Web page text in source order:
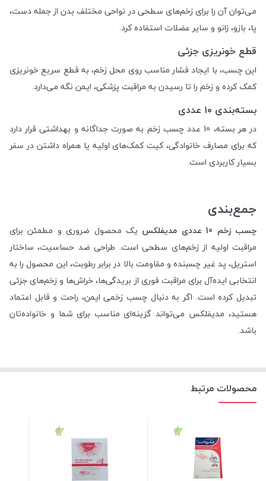
می‌توان آن را برای زخم‌های سطحی در نواحی مختلف بدن از جمله دست،
پا، بازو، زانو و سایر عضلات استفاده کرد.
قطع خونریزی جزئی
این چسب، با ایجاد فشار مناسب روی محل زخم، به قطع سریع خونریزی
کمک کرده و زخم را تا رسیدن به مراقبت پزشکی، ایمن نگه می‌دارد.
بسته‌بندی ۱۰ عددی
در هر بسته، 10 عدد چسب زخم به صورت جداگانه و بهداشتی قرار دارد
که برای مصارف خانوادگی، کیت کمک‌های اولیه یا همراه داشتن در سفر
بسیار کاربردی است.
جمع‌بندی
چسب زخم 10 عددی مدیفلکس
یک محصول ضروری و مطمئن برای
مراقبت اولیه از زخم‌های سطحی است. طراحی ضد حساسیت، ساختار
استریل، پد غیر چسبنده و مقاومت بالا در برابر رطوبت، این محصول را به
انتخابی ایده‌آل برای مراقبت فوری از بریدگی‌ها، خراش‌ها و زخم‌های جزئی
تبدیل کرده است. اگر به دنبال چسب زخمی ایمن، راحت و قابل اعتماد
هستید، مدیفلکس می‌تواند گزینه‌ای مناسب برای شما و خانواده‌تان
باشد.
محصولات مرتبط